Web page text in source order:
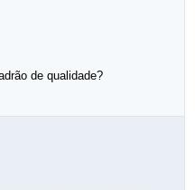
de qualidade?